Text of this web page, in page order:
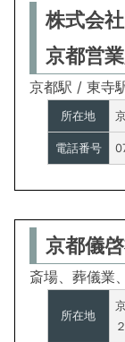
株式会
京都営
京都駅 / 東寺
所在地
電話番号
京都儀
斎場、葬儀業
所在地
２